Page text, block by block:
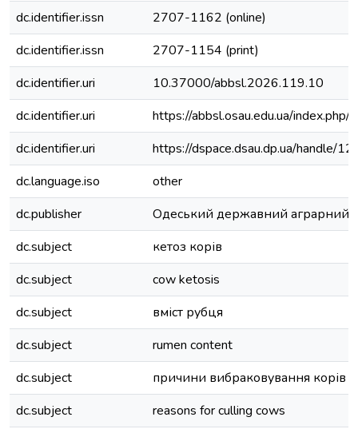
dc.identifier.issn
2707-1162 (online)
dc.identifier.issn
2707-1154 (print)
dc.identifier.uri
10.37000/abbsl.2026.119.10
dc.identifier.uri
https://abbsl.osau.edu.ua/
dc.identifier.uri
https://dspace.dsau.dp.ua/handle/
dc.language.iso
other
dc.publisher
Одеський державний аграрний
dc.subject
кетоз корів
dc.subject
cow ketosis
dc.subject
вміст рубця
dc.subject
rumen content
dc.subject
причини вибраковування корів
dc.subject
reasons for culling cows